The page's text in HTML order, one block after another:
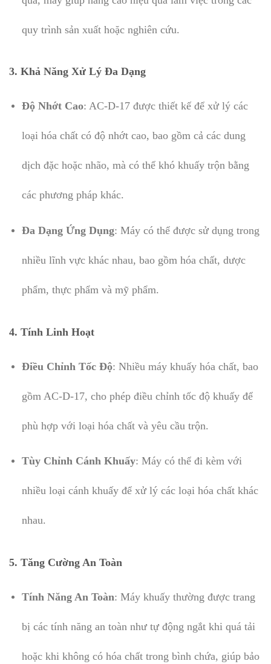
quy trình sản xuất hoặc nghiên cứu.
3. Khả Năng Xử Lý Đa Dạng
Độ Nhớt Cao: AC-D-17 được thiết kế để xử lý các
loại hóa chất có độ nhớt cao, bao gồm cả các dung
dịch đặc hoặc nhão, mà có thể khó khuấy trộn bằng
các phương pháp khác.
Đa Dạng Ứng Dụng: Máy có thể được sử dụng trong
nhiều lĩnh vực khác nhau, bao gồm hóa chất, dược
phẩm, thực phẩm và mỹ phẩm.
4. Tính Linh Hoạt
Điều Chỉnh Tốc Độ: Nhiều máy khuấy hóa chất, bao
gồm AC-D-17, cho phép điều chỉnh tốc độ khuấy để
phù hợp với loại hóa chất và yêu cầu trộn.
Tùy Chỉnh Cánh Khuấy: Máy có thể đi kèm với
nhiều loại cánh khuấy để xử lý các loại hóa chất khác
nhau.
5. Tăng Cường An Toàn
Tính Năng An Toàn: Máy khuấy thường được trang
bị các tính năng an toàn như tự động ngắt khi quá tải
hoặc khi không có hóa chất trong bình chứa, giúp bảo